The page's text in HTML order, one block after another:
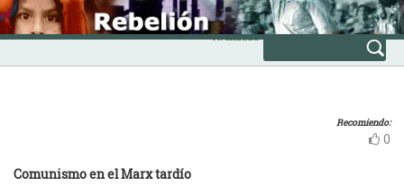
Skip
to
content
INICIO
Avanzada
Recomiendo:
0
Comunismo en el Marx tardío